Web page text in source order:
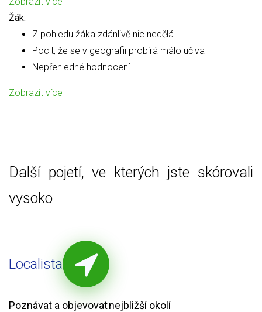
Žák:
Z pohledu žáka zdánlivě nic nedělá
Pocit, že se v geografii probírá málo učiva
Nepřehledné hodnocení
Zobrazit více
Další pojetí, ve kterých jste skórovali
vysoko
Localista
Poznávat a objevovat nejbližší okolí